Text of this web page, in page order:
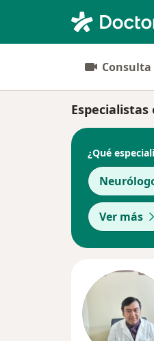
¿Qué
Ver más